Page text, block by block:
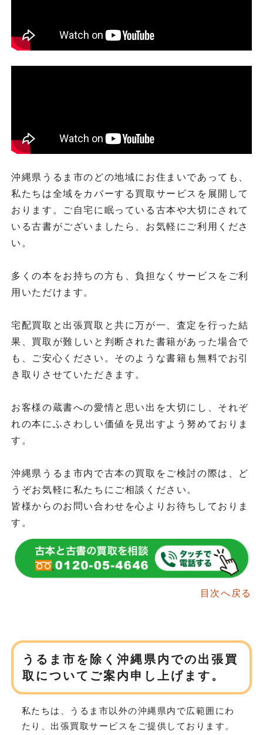
沖縄県うるま市のどの地域にお住まいであっても、
私たちは全域をカバーする買取サービスを展開して
おります。ご自宅に眠っている古本や大切にされて
いる古書がございましたら、お気軽にご利用くださ
い。
多くの本をお持ちの方も、負担なくサービスをご利
用いただけます。
宅配買取と出張買取と共に万が一、査定を行った結
果、買取が難しいと判断された書籍があった場合で
も、ご安心ください。そのような書籍も無料でお引
き取りさせていただきます。
お客様の蔵書への愛情と思い出を大切にし、それぞ
れの本にふさわしい価値を見出すよう努めておりま
す。
沖縄県うるま市内で古本の買取をご検討の際は、ど
うぞお気軽に私たちにご相談ください。
皆様からのお問い合わせを心よりお待ちしておりま
す。
目次へ戻る
うるま市を除く沖縄県内での出張買
取についてご案内申し上げます。
私たちは、うるま市以外の沖縄県内で広範囲にわ
たり、 出張買取サービスをご提供しております。